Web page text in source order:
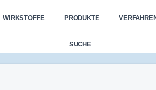
WIRKSTOFFE PRODUKTE VERFAHREN
SUCHE